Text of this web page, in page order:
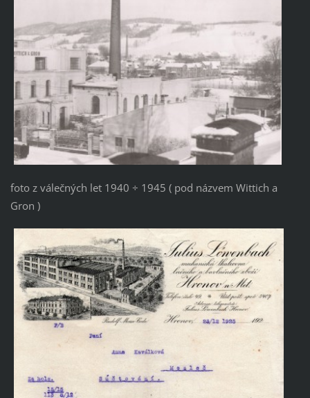
foto z válečných let 1940 ÷ 1945 ( pod názvem Wittich a
Gron )